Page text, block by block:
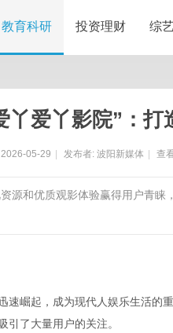
教育科研 投资理财 综
丫爱丫影院”：
2026-05-29 发布者: 波阳新媒体 查
源和优质观影体验赢得用户青
速崛起，成为现代人娱乐生活的
引了大量用户的关注。